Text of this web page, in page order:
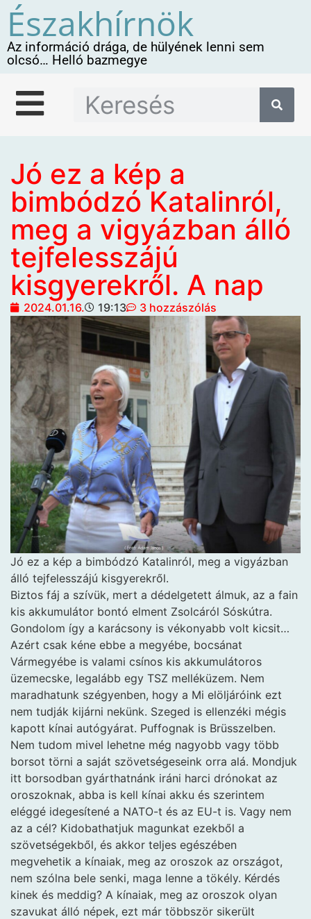
Északhírnök
Az információ drága, de hülyének lenni sem
olcsó… Helló bazmegye
Jó ez a kép a
bimbódzó Katalinról,
meg a vigyázban álló
tejfelesszájú
kisgyerekről. A nap
2024.01.16. 19:13 3 hozzászólás
Jó ez a kép a bimbódzó Katalinról, meg a vigyázban
álló tejfelesszájú kisgyerekről.
Biztos fáj a szívük, mert a dédelgetett álmuk, az a fain
kis akkumulátor bontó elment Zsolcáról Sóskútra.
Gondolom így a karácsony is vékonyabb volt kicsit…
Azért csak kéne ebbe a megyébe, bocsánat
Vármegyébe is valami csínos kis akkumulátoros
üzemecske, legalább egy TSZ melléküzem. Nem
maradhatunk szégyenben, hogy a Mi elöljáróink ezt
nem tudják kijárni nekünk. Szeged is ellenzéki mégis
kapott kínai autógyárat. Puffognak is Brüsszelben.
Nem tudom mivel lehetne még nagyobb vagy több
borsot törni a saját szövetségeseink orra alá. Mondjuk
itt borsodban gyárthatnánk iráni harci drónokat az
oroszoknak, abba is kell kínai akku és szerintem
eléggé idegesítené a NATO-t és az EU-t is. Vagy nem
az a cél? Kidobathatjuk magunkat ezekből a
szövetségekből, és akkor teljes egészében
megvehetik a kínaiak, meg az oroszok az országot,
nem szólna bele senki, maga lenne a tökély. Kérdés
kinek és meddig? A kínaiak, meg az oroszok olyan
szavukat álló népek, ezt már többször sikerült